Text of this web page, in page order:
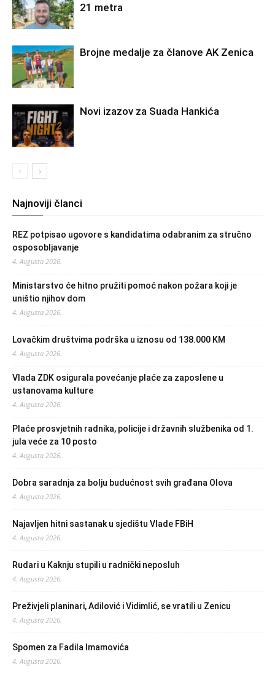
21 metra
Brojne medalje za članove AK Zenica
Novi izazov za Suada Hankića
Najnoviji članci
REZ potpisao ugovore s kandidatima odabranim za stručno
osposobljavanje
4. Augusta 2026.
Ministarstvo će hitno pružiti pomoć nakon požara koji je
uništio njihov dom
4. Augusta 2026.
Lovačkim društvima podrška u iznosu od 138.000 KM
4. Augusta 2026.
Vlada ZDK osigurala povećanje plaće za zaposlene u
ustanovama kulture
4. Augusta 2026.
Plaće prosvjetnih radnika, policije i državnih službenika od 1.
jula veće za 10 posto
4. Augusta 2026.
Dobra saradnja za bolju budućnost svih građana Olova
4. Augusta 2026.
Najavljen hitni sastanak u sjedištu Vlade FBiH
4. Augusta 2026.
Rudari u Kaknju stupili u radnički neposluh
4. Augusta 2026.
Preživjeli planinari, Adilović i Vidimlić, se vratili u Zenicu
4. Augusta 2026.
Spomen za Fadila Imamovića
4. Augusta 2026.